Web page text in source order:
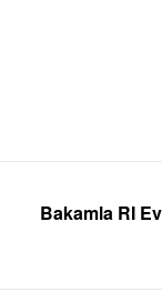
Bakamla RI